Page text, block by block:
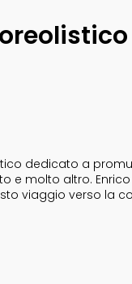
dedicato a
e molto altro.
viaggio verso la